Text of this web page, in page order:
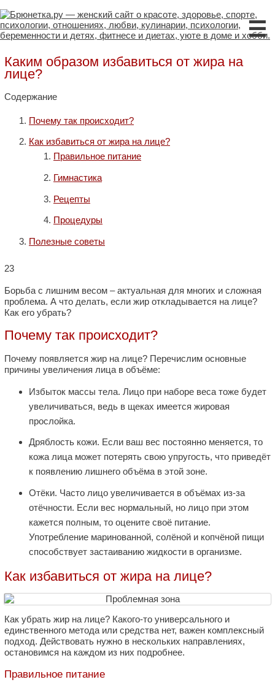
☰
Каким образом избавиться от жира на
лице?
Содержание
Почему так происходит?
Как избавиться от жира на лице?
Правильное питание
Гимнастика
Рецепты
Процедуры
Полезные советы
23
Борьба с лишним весом – актуальная для многих и сложная
проблема. А что делать, если жир откладывается на лице?
Как его убрать?
Почему так происходит?
Почему появляется жир на лице? Перечислим основные
причины увеличения лица в объёме:
Избыток массы тела. Лицо при наборе веса тоже будет
увеличиваться, ведь в щеках имеется жировая
прослойка.
Дряблость кожи. Если ваш вес постоянно меняется, то
кожа лица может потерять свою упругость, что приведёт
к появлению лишнего объёма в этой зоне.
Отёки. Часто лицо увеличивается в объёмах из-за
отёчности. Если вес нормальный, но лицо при этом
кажется полным, то оцените своё питание.
Употребление маринованной, солёной и копчёной пищи
способствует застаиванию жидкости в организме.
Как избавиться от жира на лице?
Как убрать жир на лице? Какого-то универсального и
единственного метода или средства нет, важен комплексный
подход. Действовать нужно в нескольких направлениях,
остановимся на каждом из них подробнее.
Правильное питание